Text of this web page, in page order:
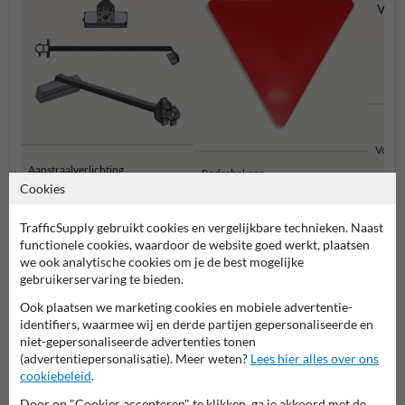
Aanstraalverlichting Radarbakens
Verlichting en seinen
Cookies
TrafficSupply gebruikt cookies en vergelijkbare technieken. Naast
functionele cookies, waardoor de website goed werkt, plaatsen
we ook analytische cookies om je de best mogelijke
gebruikerservaring te bieden.
Ook plaatsen we marketing cookies en mobiele advertentie-
identifiers, waarmee wij en derde partijen gepersonaliseerde en
niet-gepersonaliseerde advertenties tonen
(advertentiepersonalisatie). Meer weten? Lees hier alles over ons
cookiebeleid.